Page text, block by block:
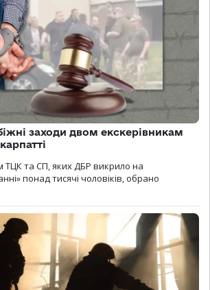
заходи двом екскерівникам
ТЦК та СП, яких ДБР викрило на
понад тисячі чоловіків, обрано